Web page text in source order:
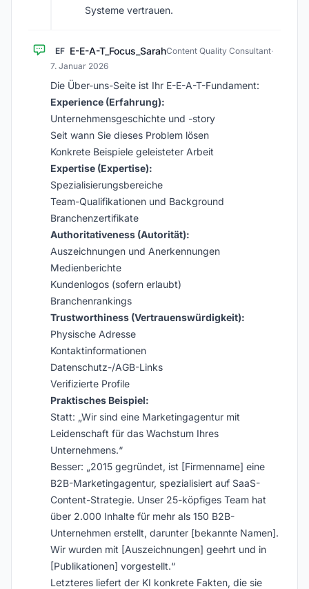
Systeme vertrauen.
EF E-E-A-T_Focus_SarahContent Quality Consultant·
7. Januar 2026
Die Über-uns-Seite ist Ihr E-E-A-T-Fundament:
Experience (Erfahrung):
Unternehmensgeschichte und -story
Seit wann Sie dieses Problem lösen
Konkrete Beispiele geleisteter Arbeit
Expertise (Expertise):
Spezialisierungsbereiche
Team-Qualifikationen und Background
Branchenzertifikate
Authoritativeness (Autorität):
Auszeichnungen und Anerkennungen
Medienberichte
Kundenlogos (sofern erlaubt)
Branchenrankings
Trustworthiness (Vertrauenswürdigkeit):
Physische Adresse
Kontaktinformationen
Datenschutz-/AGB-Links
Verifizierte Profile
Praktisches Beispiel:
Statt: „Wir sind eine Marketingagentur mit
Leidenschaft für das Wachstum Ihres
Unternehmens.“
Besser: „2015 gegründet, ist [Firmenname] eine
B2B-Marketingagentur, spezialisiert auf SaaS-
Content-Strategie. Unser 25-köpfiges Team hat
über 2.000 Inhalte für mehr als 150 B2B-
Unternehmen erstellt, darunter [bekannte Namen].
Wir wurden mit [Auszeichnungen] geehrt und in
[Publikationen] vorgestellt.“
Letzteres liefert der KI konkrete Fakten, die sie